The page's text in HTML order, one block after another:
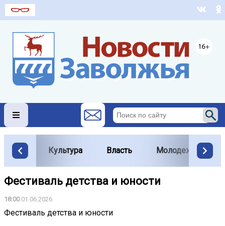
Культура Власть Молодежь
Фестиваль детства и юности
18:0001.06.2026
Фестиваль детства и юности